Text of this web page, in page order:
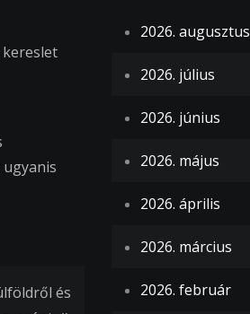
kereslet
és
2026. augusztus
2026. július
2026. június
2026. május
2026. április
2026. március
2026. február